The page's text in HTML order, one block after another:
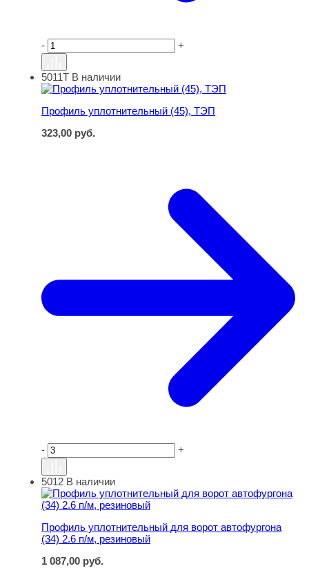
- +
Профиль уплотнительный (45), ТЭП
5011Т В наличии
Профиль уплотнительный (45), ТЭП
323,00 руб.
- +
Профиль уплотнительный для ворот автофургона (34)
5012 В наличии
Профиль уплотнительный для ворот автофургона
(34) 2.6 п/м, резиновый
1 087,00 руб.